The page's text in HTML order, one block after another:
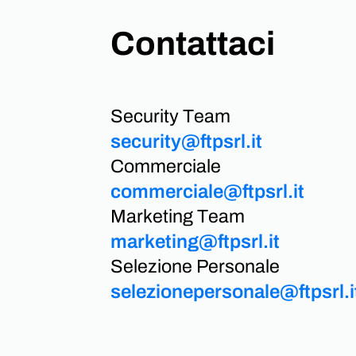
Contattaci
Security Team
security@ftpsrl.it
Commerciale
commerciale@ftpsrl.it
Marketing Team
marketing@ftpsrl.it
Selezione Personale